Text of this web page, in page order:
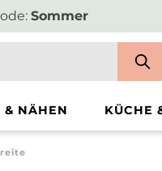
Sommer
& NÄHEN KÜCHE